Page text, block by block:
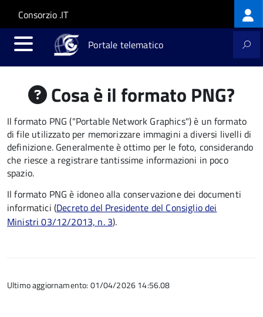
Salta al contenuto principale
Skip to site navigation
Consorzio .IT
Portale telematico
Cosa è il formato PNG?
Il formato PNG ("Portable Network Graphics") è un formato
di file utilizzato per memorizzare immagini a diversi livelli di
definizione. Generalmente è ottimo per le foto, considerando
che riesce a registrare tantissime informazioni in poco
spazio.
Il formato PNG è idoneo alla conservazione dei documenti
informatici (Decreto del Presidente del Consiglio dei
Ministri 03/12/2013, n. 3).
Ultimo aggiornamento: 01/04/2026 14:56.08